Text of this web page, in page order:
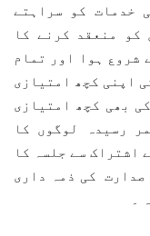
خدمات کو سراہتے
کو منعقد کرنے کا
شروع ہوا اور تمام
اپنی کچھ امتیازی
بھی کچھ امتیازی
رسیدہ لوگوں کا
اشتراک سے جلسہ کا
صدارت کی ذمہ داری